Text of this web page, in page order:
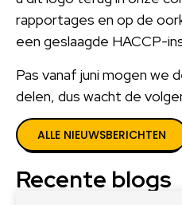
rapportages en op de
een geslaagde HACCP-
Pas vanaf juni mogen we
delen, dus wacht de
ALLE NIEUWSBERICHTEN
Recente blogs